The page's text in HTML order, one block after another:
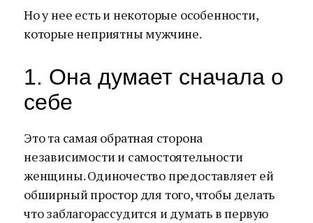
Но у нее есть и некоторые особенности,
которые неприятны мужчине.
1. Она думает сначала о
себе
Это та самая обратная сторона
независимости и самостоятельности
женщины. Одиночество предоставляет ей
обширный простор для того, чтобы делать
что заблагорассудится и думать в первую